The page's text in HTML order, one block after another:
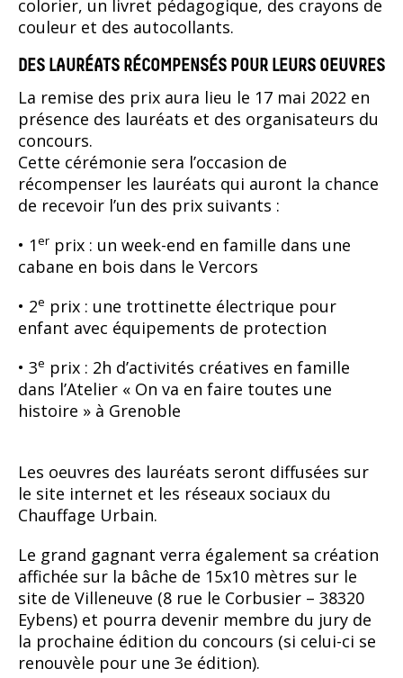
colorier, un livret pédagogique, des crayons de
couleur et des autocollants.
DES LAURÉATS RÉCOMPENSÉS POUR LEURS OEUVRES
La remise des prix aura lieu le 17 mai 2022 en
présence des lauréats et des organisateurs du
concours.
Cette cérémonie sera l’occasion de
récompenser les lauréats qui auront la chance
de recevoir l’un des prix suivants :
• 1er prix : un week-end en famille dans une
cabane en bois dans le Vercors
• 2e prix : une trottinette électrique pour
enfant avec équipements de protection
• 3e prix : 2h d’activités créatives en famille
dans l’Atelier « On va en faire toutes une
histoire » à Grenoble
Les oeuvres des lauréats seront diffusées sur
le site internet et les réseaux sociaux du
Chauffage Urbain.
Le grand gagnant verra également sa création
affichée sur la bâche de 15x10 mètres sur le
site de Villeneuve (8 rue le Corbusier – 38320
Eybens) et pourra devenir membre du jury de
la prochaine édition du concours (si celui-ci se
renouvèle pour une 3e édition).